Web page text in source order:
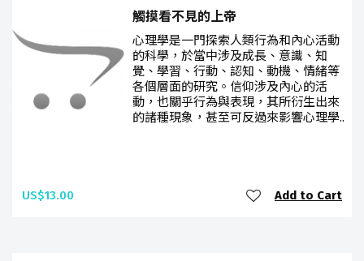
觸摸看不見的上帝
心理學是一門探索人類行為和內心活動
的科學，於當中涉及成長、意識、知
覺、學習、行動、認知、動機、情緒等
各個層面的研究。信仰涉及內心的活
動，也關乎行為與表現，其所衍生出來
的諸種現象，甚至可反過來影響心理學..
US$13.00 Add to Cart